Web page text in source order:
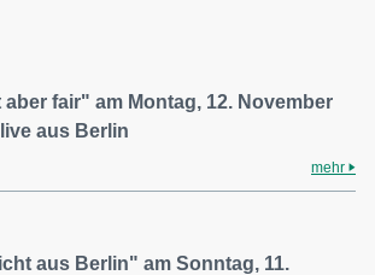
aber fair" am Montag, 12. November
aus Berlin
mehr
aus Berlin" am Sonntag, 11.